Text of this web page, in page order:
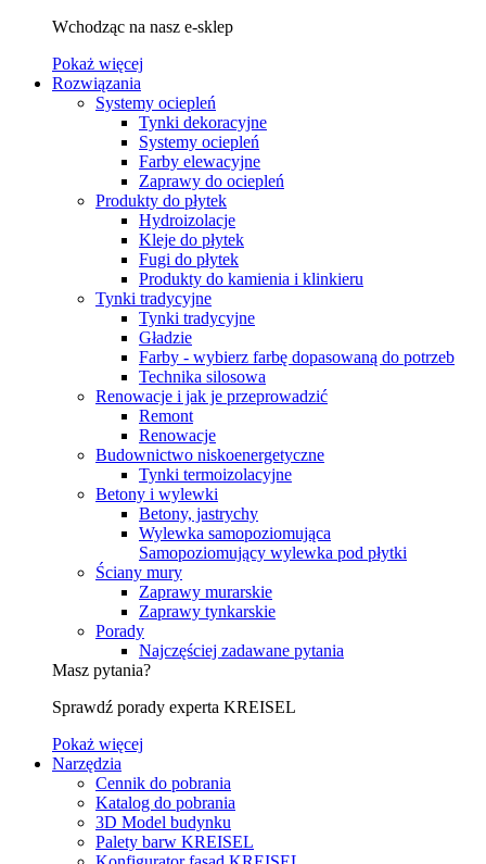
Wchodząc na nasz e-sklep
Pokaż więcej
Rozwiązania
Systemy ociepleń
Tynki dekoracyjne
Systemy ociepleń
Farby elewacyjne
Zaprawy do ociepleń
Produkty do płytek
Hydroizolacje
Kleje do płytek
Fugi do płytek
Produkty do kamienia i klinkieru
Tynki tradycyjne
Tynki tradycyjne
Gładzie
Farby - wybierz farbę dopasowaną do potrzeb
Technika silosowa
Renowacje i jak je przeprowadzić
Remont
Renowacje
Budownictwo niskoenergetyczne
Tynki termoizolacyjne
Betony i wylewki
Betony, jastrychy
Wylewka samopoziomująca
Samopoziomujący wylewka pod płytki
Ściany mury
Zaprawy murarskie
Zaprawy tynkarskie
Porady
Najczęściej zadawane pytania
Masz pytania?
Sprawdź porady experta KREISEL
Pokaż więcej
Narzędzia
Cennik do pobrania
Katalog do pobrania
3D Model budynku
Palety barw KREISEL